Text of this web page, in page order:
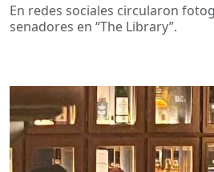
En redes sociales circularon
senadores en “The Library”.